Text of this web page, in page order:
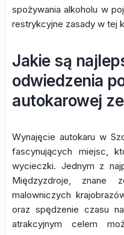
spożywania alkoholu w
restrykcyjne zasady w tej
Jakie są
odwiedzenia
autokarowej
Wynajęcie autokaru w
fascynujących miejsc,
wycieczki. Jednym z
Międzyzdroje,
malowniczych
oraz spędzenie czasu
atrakcyjnym celem